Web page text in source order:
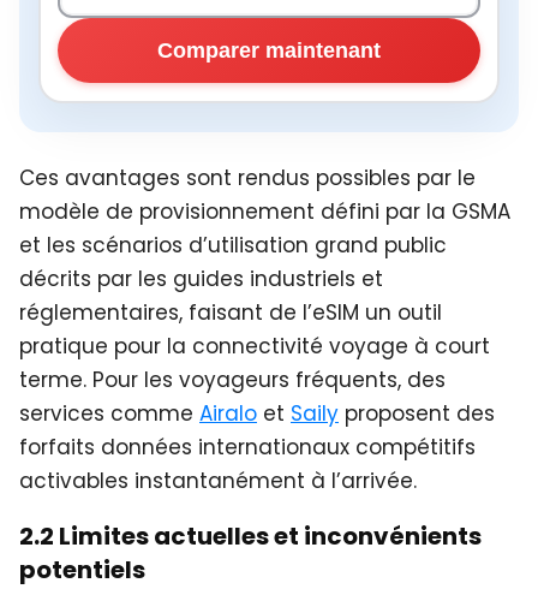
Comparer maintenant
Ces avantages sont rendus possibles par le
modèle de provisionnement défini par la GSMA
et les scénarios d’utilisation grand public
décrits par les guides industriels et
réglementaires, faisant de l’eSIM un outil
pratique pour la connectivité voyage à court
terme. Pour les voyageurs fréquents, des
services comme Airalo et Saily proposent des
forfaits données internationaux compétitifs
activables instantanément à l’arrivée.
2.2 Limites actuelles et inconvénients
potentiels